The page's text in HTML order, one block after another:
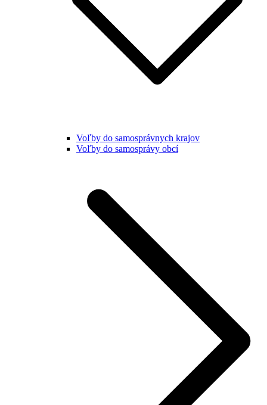
Voľby do samosprávnych krajov
Voľby do samosprávy obcí